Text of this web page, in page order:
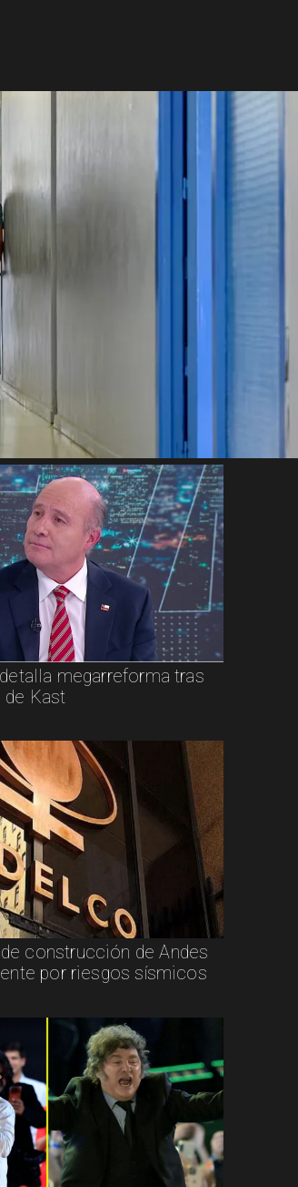
megarreforma tras
de Kast
construcción de Andes
por riesgos sísmicos